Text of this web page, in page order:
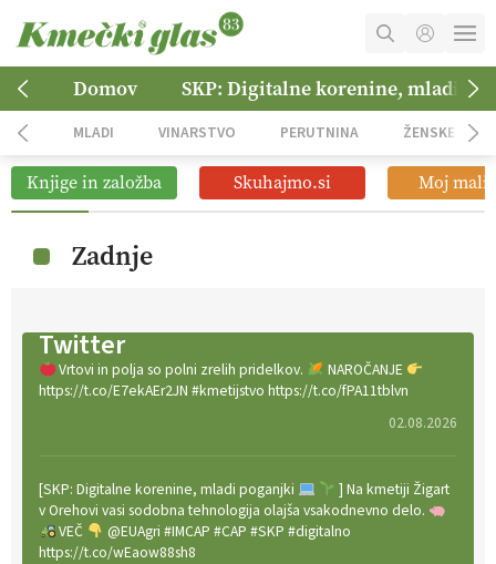
MOJ RAČUN
NAROČITE SE
OGLASNO TRŽENJE
Domov SKP: Digitalne korenine, mladi
MLADI VINARSTVO PERUTNINA ŽENSKE
Knjige in založba Skuhajmo.si Moj mali
Zadnje
Twitter
Vrtovi in polja so polni zrelih pridelkov.
NAROČANJE
https://t.co/E7ekAEr2JN #kmetijstvo https://t.co/fPA11tblvn
02.08.2026
[SKP: Digitalne korenine, mladi poganjki
] Na kmetiji Žigart
v Orehovi vasi sodobna tehnologija olajša vsakodnevno delo.
VEČ
@EUAgri #IMCAP #CAP #SKP #digitalno
https://t.co/wEaow88sh8